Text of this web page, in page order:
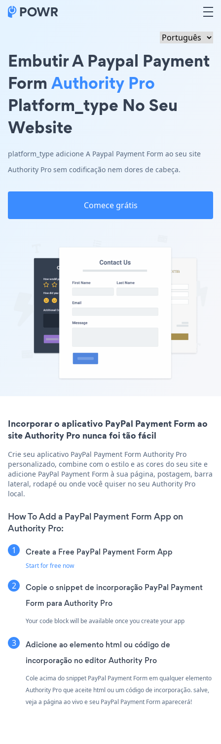
Embutir A Paypal Payment
Form Authority Pro
Platform_type No Seu
Website
platform_type adicione A Paypal Payment Form ao seu site
Authority Pro sem codificação nem dores de cabeça.
Comece grátis
Incorporar o aplicativo PayPal Payment Form ao
site Authority Pro nunca foi tão fácil
Crie seu aplicativo PayPal Payment Form Authority Pro
personalizado, combine com o estilo e as cores do seu site e
adicione PayPal Payment Form à sua página, postagem, barra
lateral, rodapé ou onde você quiser no seu Authority Pro
local.
How To Add a PayPal Payment Form App on
Authority Pro:
Create a Free PayPal Payment Form App
Start for free now
Copie o snippet de incorporação PayPal Payment
Form para Authority Pro
Your code block will be available once you create your app
Adicione ao elemento html ou código de
incorporação no editor Authority Pro
Cole acima do snippet PayPal Payment Form em qualquer elemento
Authority Pro que aceite html ou um código de incorporação. salve,
veja a página ao vivo e seu PayPal Payment Form aparecerá!